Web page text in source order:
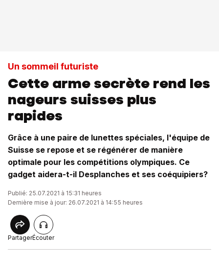
Un sommeil futuriste
Cette arme secrète rend les
nageurs suisses plus
rapides
Grâce à une paire de lunettes spéciales, l'équipe de
Suisse se repose et se régénérer de manière
optimale pour les compétitions olympiques. Ce
gadget aidera-t-il Desplanches et ses coéquipiers?
Publié: 25.07.2021 à 15:31 heures
Dernière mise à jour: 26.07.2021 à 14:55 heures
PartagerÉcouter